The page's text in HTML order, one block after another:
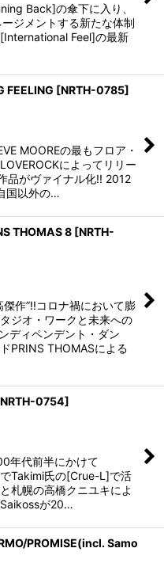
Back]の傘下に入り、
ジメントする新たな体制
Feel]の最新
FEELING [NRTH-0785]
MOOREの最もフロア・
によってリリー
品がヴァイナル化!! 2012
国以外の…
THOMAS 8 [NRTH-
傑作”!!コロナ禍において膨
ジオ・ワークと未来への
ディペンデント・ダン
PRINS THOMASによる
NRTH-0754]
年代前半にかけて
Takimi氏の[Crue-L]で活
札幌の高橋クニユキによ
が20…
PROMISE(incl. Samo